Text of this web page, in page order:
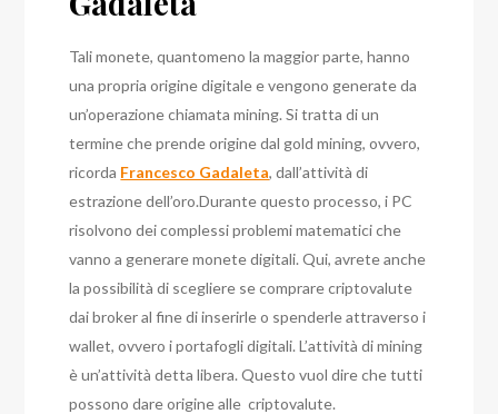
Tali monete, quantomeno la maggior parte, hanno
una propria origine digitale e vengono generate da
un’operazione chiamata mining. Si tratta di un
termine che prende origine dal gold mining, ovvero,
ricorda Francesco Gadaleta, dall’attività di
estrazione dell’oro.Durante questo processo, i PC
risolvono dei complessi problemi matematici che
vanno a generare monete digitali. Qui, avrete anche
la possibilità di scegliere se comprare criptovalute
dai broker al fine di inserirle o spenderle attraverso i
wallet, ovvero i portafogli digitali.L’attività di mining
è un’attività detta libera. Questo vuol dire che tutti
possono dare origine alle criptovalute.